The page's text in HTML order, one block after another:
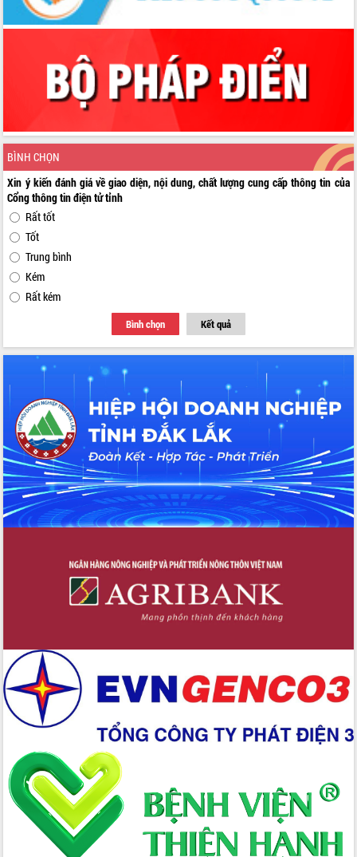
BÌNH CHỌN
Xin ý kiến đánh giá về giao diện, nội dung, chất lượng cung cấp thông tin của
Cổng thông tin điện tử tỉnh
Rất tốt
Tốt
Trung bình
Kém
Rất kém
Bình chọn Kết quả